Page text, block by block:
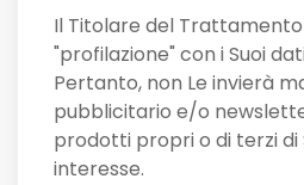
Il Titolare del
"profilazione" con i Suoi
Pertanto, non Le invierà
pubblicitario e/o
prodotti propri o di terzi di
interesse.